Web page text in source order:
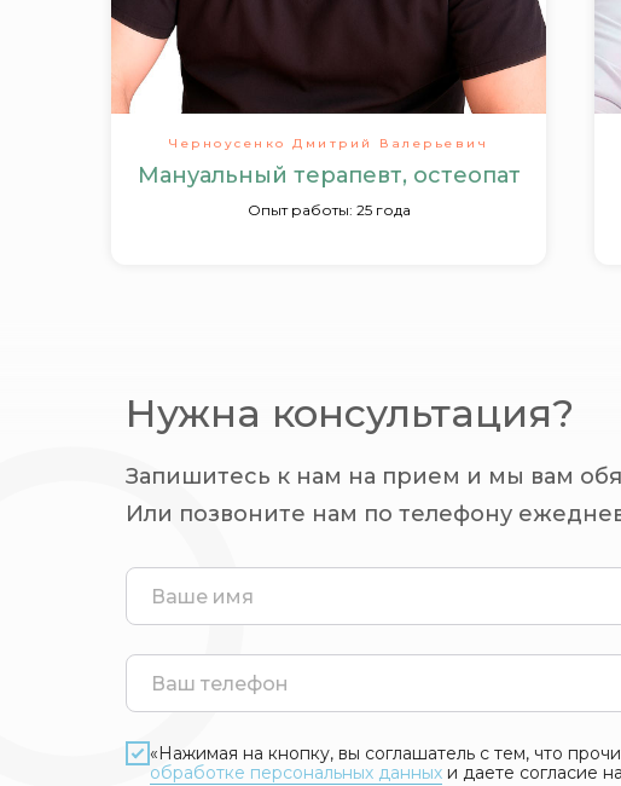
Черноусенко Дмитрий Валерьевич
Мануальный терапевт, остеопат
Опыт работы: 25 года
Нужна консультация?
Запишитесь к нам на прием и мы вам
Или позвоните нам по телефону
«Нажимая на кнопку, вы соглашатель с тем, что
обработке персональных данных и даете согласие